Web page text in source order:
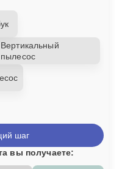
Вертикальный
пылесос
шаг
вы получаете: